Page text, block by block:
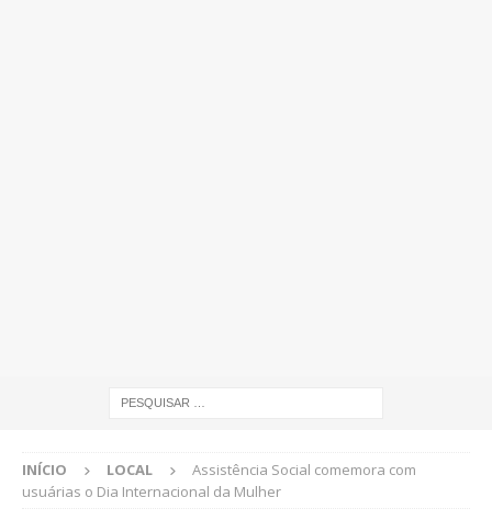
INÍCIO LOCAL
Assistência Social comemora com
usuárias o Dia Internacional da Mulher